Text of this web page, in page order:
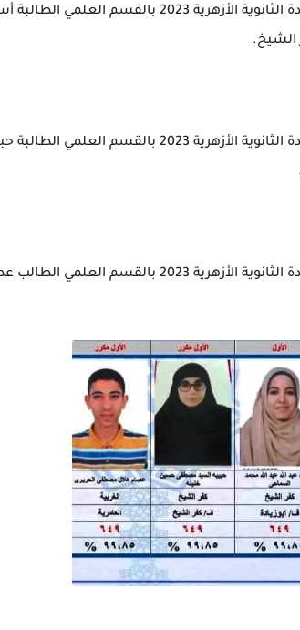
- حصل على المركز الأول في نتيجة الشهادة الثانوية الأزهرية 2023
الشيخ.
- حصل على المركز الأول في نتيجة الشهادة الثانوية الأزهرية
- حصل على المركز الأول في نتيجة الشهادة الثانوية الأزهرية 2023